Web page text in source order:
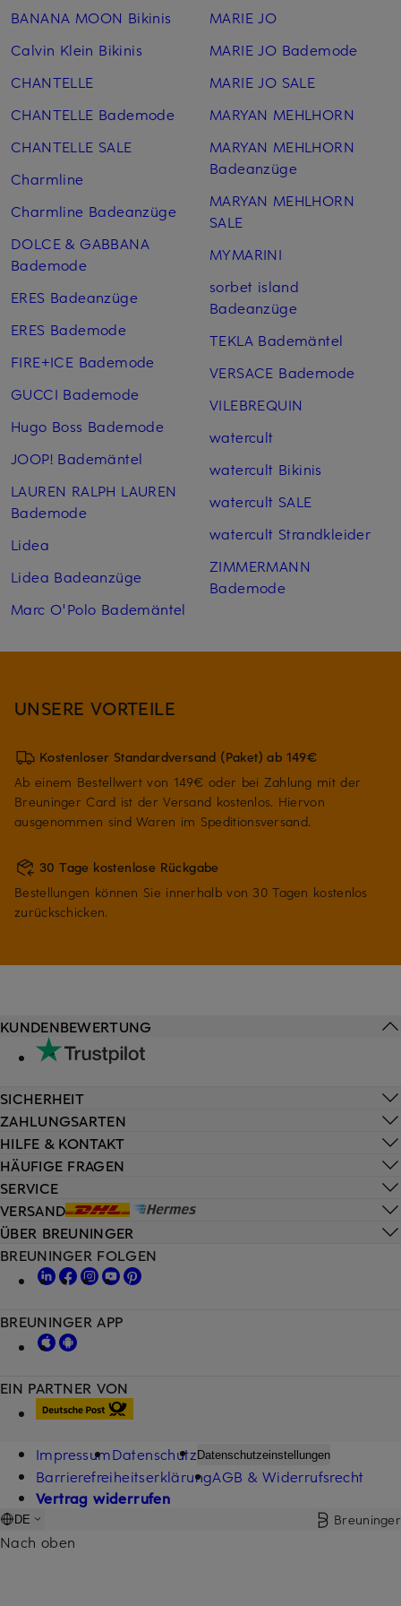
BANANA MOON Bikinis
Calvin Klein Bikinis
CHANTELLE
CHANTELLE Bademode
CHANTELLE SALE
Charmline
Charmline Badeanzüge
DOLCE & GABBANA
Bademode
ERES Badeanzüge
ERES Bademode
FIRE+ICE Bademode
GUCCI Bademode
Hugo Boss Bademode
JOOP! Bademäntel
LAUREN RALPH LAUREN
Bademode
Lidea
Lidea Badeanzüge
Marc O'Polo Bademäntel
MARIE JO
MARIE JO Bademode
MARIE JO SALE
MARYAN MEHLHORN
MARYAN MEHLHORN
Badeanzüge
MARYAN MEHLHORN
SALE
MYMARINI
sorbet island
Badeanzüge
TEKLA Bademäntel
VERSACE Bademode
VILEBREQUIN
watercult
watercult Bikinis
watercult SALE
watercult Strandkleider
ZIMMERMANN
Bademode
UNSERE VORTEILE
Kostenloser Standardversand (Paket) ab 149€
Ab einem Bestellwert von 149€ oder bei Zahlung mit der
Breuninger Card ist der Versand kostenlos. Hiervon
ausgenommen sind Waren im Speditionsversand.
30 Tage kostenlose Rückgabe
Bestellungen können Sie innerhalb von 30 Tagen kostenlos
zurückschicken.
HILFE & KONTAKT
HÄUFIGE FRAGEN
SERVICE
VERSAND
KUNDENBEWERTUNG
SICHERHEIT
ZAHLUNGSARTEN
ÜBER BREUNINGER
EIN PARTNER VON
BREUNINGER FOLGEN
BREUNINGER APP
ImpressumDatenschutzDatenschutzeinstellungen
BarrierefreiheitserklärungAGB & Widerrufsrecht
Vertrag widerrufen
DE Breuninger
Nach oben